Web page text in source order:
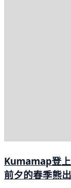
Kumamap登
前夕的春季熊